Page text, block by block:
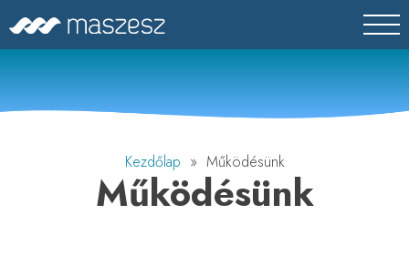
to
content
MASZESZ
Magyar Víz- és Szennyvíztechnikai Szövetség
Kezdőlap » Működésünk
Működésünk